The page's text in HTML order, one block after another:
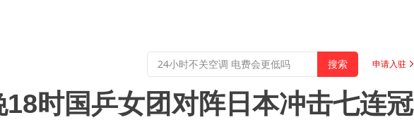
申请入驻
时国乒女团对阵日本冲击七连冠